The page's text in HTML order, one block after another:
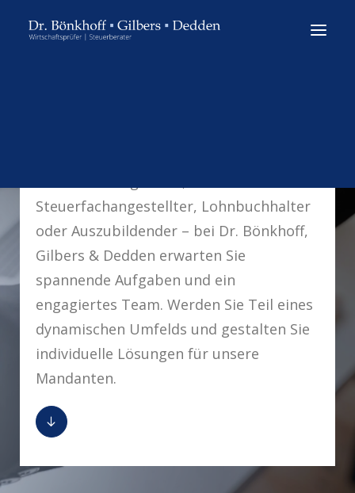
Steuerfachangestellter, Lohnbuchhalter
oder Auszubildender – bei Dr. Bönkhoff,
Gilbers & Dedden erwarten Sie
spannende Aufgaben und ein
engagiertes Team. Werden Sie Teil eines
dynamischen Umfelds und gestalten Sie
individuelle Lösungen für unsere
Mandanten.